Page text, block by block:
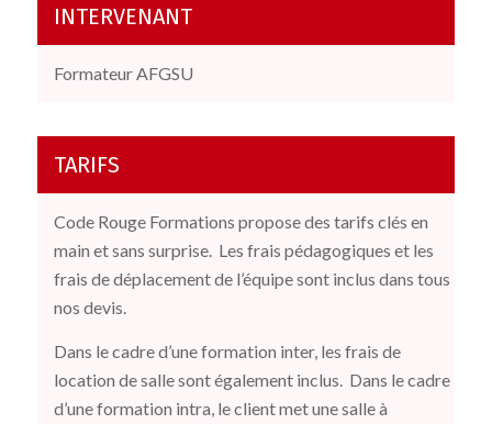
INTERVENANT
Formateur AFGSU
TARIFS
Code Rouge Formations propose des tarifs clés en
main et sans surprise. Les frais pédagogiques et les
frais de déplacement de l’équipe sont inclus dans tous
nos devis.
Dans le cadre d’une formation inter, les frais de
location de salle sont également inclus. Dans le cadre
d’une formation intra, le client met une salle à